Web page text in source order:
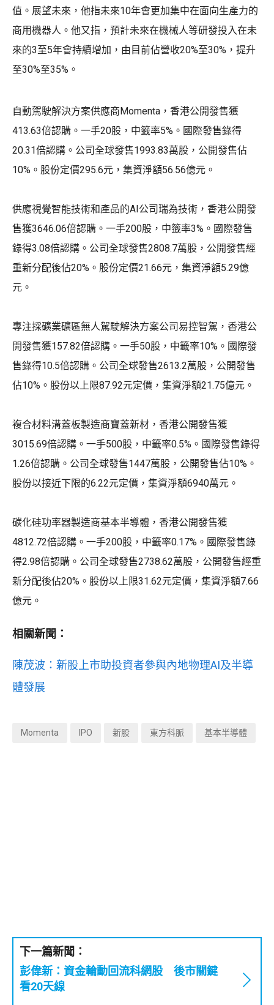
值。展望未來，他指未來10年會更加集中在面向生產力的
商用機器人。他又指，預計未來在機械人等研發投入在未
來的3至5年會持續增加，由目前佔營收20%至30%，提升
至30%至35%。
自動駕駛解決方案供應商Momenta，香港公開發售獲
413.63倍認購。一手20股，中籤率5%。國際發售錄得
20.31倍認購。公司全球發售1993.83萬股，公開發售佔
10%。股份定價295.6元，集資淨額56.56億元。
供應視覺智能技術和產品的AI公司瑞為技術，香港公開發
售獲3646.06倍認購。一手200股，中籤率3%。國際發售
錄得3.08倍認購。公司全球發售2808.7萬股，公開發售經
重新分配後佔20%。股份定價21.66元，集資淨額5.29億
元。
專注採礦業礦區無人駕駛解決方案公司易控智駕，香港公
開發售獲157.82倍認購。一手50股，中籤率10%。國際發
售錄得10.5倍認購。公司全球發售2613.2萬股，公開發售
佔10%。股份以上限87.92元定價，集資淨額21.75億元。
複合材料溝蓋板製造商寶蓋新材，香港公開發售獲
3015.69倍認購。一手500股，中籤率0.5%。國際發售錄得
1.26倍認購。公司全球發售1447萬股，公開發售佔10%。
股份以接近下限的6.22元定價，集資淨額6940萬元。
碳化硅功率器製造商基本半導體，香港公開發售獲
4812.72倍認購。一手200股，中籤率0.17%。國際發售錄
得2.98倍認購。公司全球發售2738.62萬股，公開發售經重
新分配後佔20%。股份以上限31.62元定價，集資淨額7.66
億元。
相關新聞：
陳茂波：新股上市助投資者參與內地物理AI及半導
體發展
Momenta IPO 新股 東方科脈 基本半導體
下一篇新聞：
彭偉新：資金輪動回流科網股 後市關鍵
看20天線